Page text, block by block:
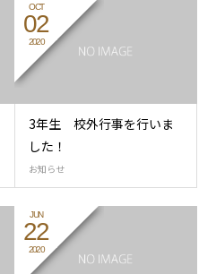
OCT
02
2020
3年生 校外行事を行いま
した！
お知らせ
JUN
22
2020